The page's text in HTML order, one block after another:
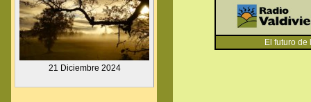
.
21 Diciembre 2024
El futuro de